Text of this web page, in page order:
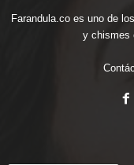
Farandula.co es uno de
y chismes